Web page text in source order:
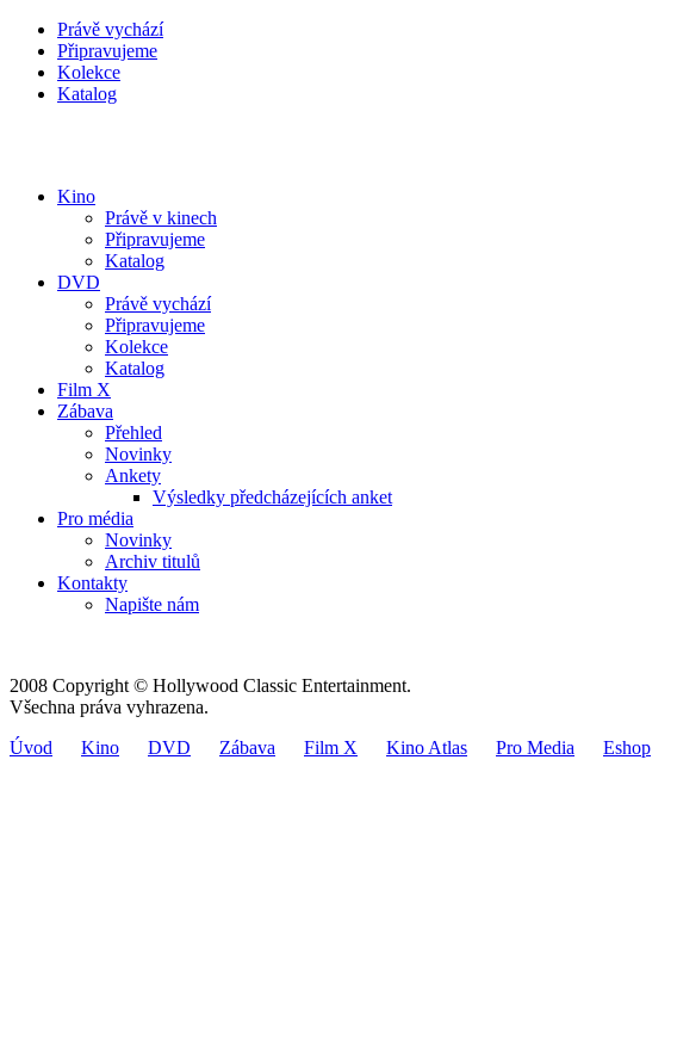
Právě vychází
Připravujeme
Kolekce
Katalog
Kino
Právě v kinech
Připravujeme
Katalog
DVD
Právě vychází
Připravujeme
Kolekce
Katalog
Film X
Zábava
Přehled
Novinky
Ankety
Výsledky předcházejících anket
Pro média
Novinky
Archiv titulů
Kontakty
Napište nám
2008 Copyright © Hollywood Classic Entertainment.
Všechna práva vyhrazena.
Úvod
Kino DVD Zábava Film X Kino Atlas Pro Media Eshop